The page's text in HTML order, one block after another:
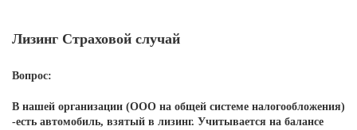
Лизинг Страховой случай
Вопрос:
В нашей организации (ООО на общей системе налогообложения)
-есть автомобиль, взятый в лизинг. Учитывается на балансе